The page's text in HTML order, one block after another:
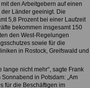
den Arbeitgebern auf einen
Länder geeinigt. Die
5,8 Prozent bei einer Laufzeit
bekommen insgesamt 150
den West-Regelungen
sowie für die
in Rostock, Greifswald und
nicht mehr“, sagte Frank
in Potsdam: „Am
für die Beschäftigen im